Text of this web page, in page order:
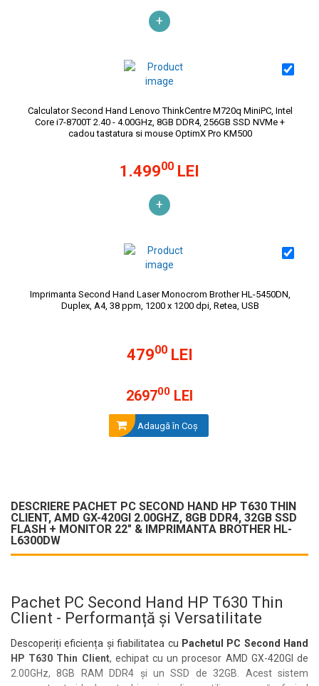
+
Calculator Second Hand Lenovo ThinkCentre M720q MiniPC, Intel
Core i7-8700T 2.40 - 4.00GHz, 8GB DDR4, 256GB SSD NVMe +
cadou tastatura si mouse OptimX Pro KM500
1.49900 LEI
+
Imprimanta Second Hand Laser Monocrom Brother HL-5450DN,
Duplex, A4, 38 ppm, 1200 x 1200 dpi, Retea, USB
47900LEI
269700 LEI
Adaugă în Coş
DESCRIERE PACHET PC SECOND HAND HP T630 THIN
CLIENT, AMD GX-420GI 2.00GHZ, 8GB DDR4, 32GB SSD
FLASH + MONITOR 22" & IMPRIMANTA BROTHER HL-
L6300DW
Pachet PC Second Hand HP T630 Thin
Client - Performanță și Versatilitate
Descoperiți eficiența și fiabilitatea cu Pachetul PC Second Hand
HP T630 Thin Client, echipat cu un procesor AMD GX-420GI de
2.00GHz, 8GB RAM DDR4 și un SSD de 32GB. Acest sistem